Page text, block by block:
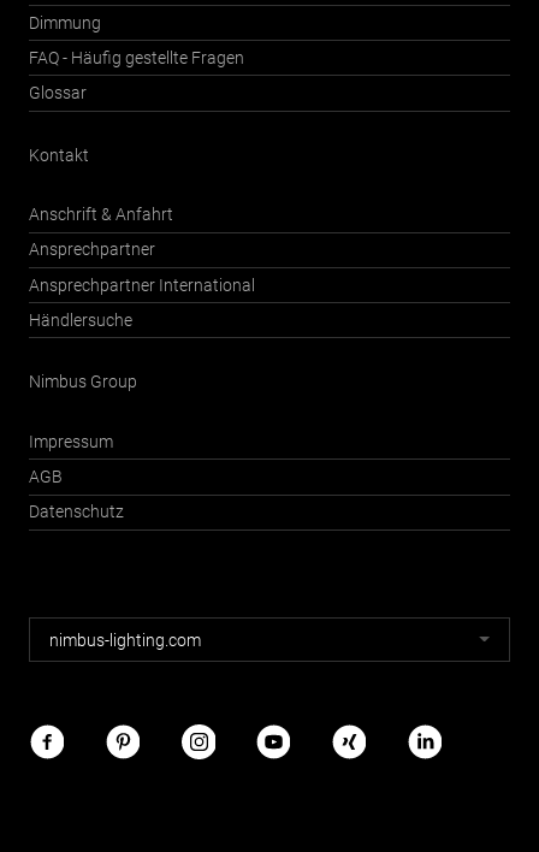
Dimmung
FAQ - Häufig gestellte Fragen
Glossar
Kontakt
Anschrift & Anfahrt
Ansprechpartner
Ansprechpartner International
Händlersuche
Nimbus Group
Impressum
AGB
Datenschutz
Nimbus
Webseiten
nimbus-lighting.com
Nimbus
im